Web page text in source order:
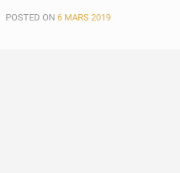
POSTED ON 6 MARS 2019